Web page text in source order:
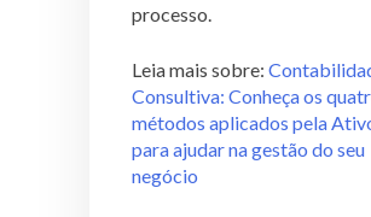
processo.
Leia mais sobre:
Consultiva: Conheça os
métodos aplicados pela
para ajudar na gestão do seu
negócio